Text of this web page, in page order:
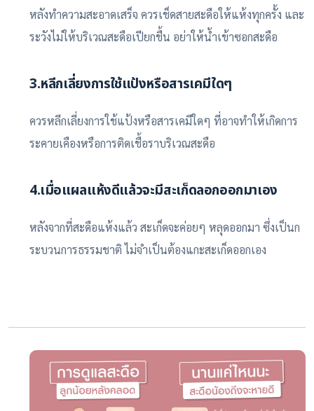
หลังทำความสะอาดเสร็จ ควรเช็ดสายสะดือให้แห้งทุกครั้ง และ
ระวังไม่ให้บริเวณสะดือเปียกชื้น อย่าให้น้ำเข้าซอกสะดือ
3.หลีกเลี่ยงการใช้แป้งหรือสารเคมีใดๆ
ควรหลีกเลี่ยงการใช้แป้งหรือสารเคมีใดๆ ที่อาจทำให้เกิดการ
ระคายเคืองหรือการติดเชื้อราบริเวณสะดือ
4.เมื่อแผลแห้งดีแล้วจะมีสะเก็ดลอกออกมาเอง
หลังจากที่สะดือแห้งแล้ว สะเก็ดจะค่อยๆ หลุดออกมา ซึ่งเป็นก
ระบวนการธรรมชาติ ไม่จำเป็นต้องแกะสะเก็ดออกเอง